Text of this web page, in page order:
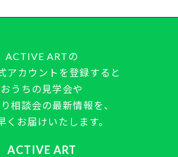
ACTIVE ARTの
アカウントを登録すると
おうちの見学会や
相談会の最新情報を、
くお届けいたします。
ACTIVE ART